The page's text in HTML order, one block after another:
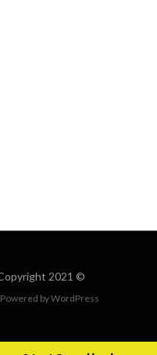
© Copyright 2021 –
Powered byWordPress